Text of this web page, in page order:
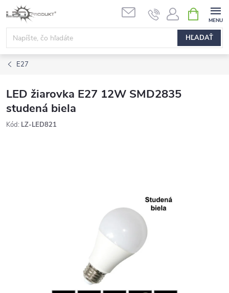
Prejsť
na
obsah
HĽADAŤ
KOŠÍK
E27
LED žiarovka E27 12W SMD2835
studená biela
Kód: LZ-LED821